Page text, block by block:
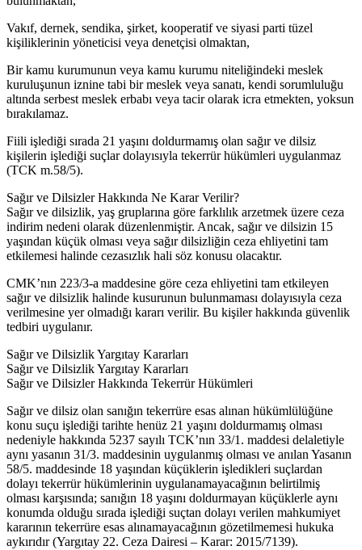
Vakıf, dernek, sendika, şirket, kooperatif ve siyasi parti tüzel
kişiliklerinin yöneticisi veya denetçisi olmaktan,
Bir kamu kurumunun veya kamu kurumu niteliğindeki meslek
kuruluşunun iznine tabi bir meslek veya sanatı, kendi sorumluluğu
altında serbest meslek erbabı veya tacir olarak icra etmekten, yoksun
bırakılamaz.
Fiili işlediği sırada 21 yaşını doldurmamış olan sağır ve dilsiz
kişilerin işlediği suçlar dolayısıyla tekerrür hükümleri uygulanmaz
(TCK m.58/5).
Sağır ve Dilsizler Hakkında Ne Karar Verilir?
Sağır ve dilsizlik, yaş gruplarına göre farklılık arzetmek üzere ceza
indirim nedeni olarak düzenlenmiştir. Ancak, sağır ve dilsizin 15
yaşından küçük olması veya sağır dilsizliğin ceza ehliyetini tam
etkilemesi halinde cezasızlık hali söz konusu olacaktır.
CMK’nın 223/3-a maddesine göre ceza ehliyetini tam etkileyen
sağır ve dilsizlik halinde kusurunun bulunmaması dolayısıyla ceza
verilmesine yer olmadığı kararı verilir. Bu kişiler hakkında güvenlik
tedbiri uygulanır.
Sağır ve Dilsizlik Yargıtay Kararları
Sağır ve Dilsizlik Yargıtay Kararları
Sağır ve Dilsizler Hakkında Tekerrür Hükümleri
Sağır ve dilsiz olan sanığın tekerrüre esas alınan hükümlülüğüne
konu suçu işlediği tarihte henüz 21 yaşını doldurmamış olması
nedeniyle hakkında 5237 sayılı TCK’nın 33/1. maddesi delaletiyle
aynı yasanın 31/3. maddesinin uygulanmış olması ve anılan Yasanın
58/5. maddesinde 18 yaşından küçüklerin işledikleri suçlardan
dolayı tekerrür hükümlerinin uygulanamayacağının belirtilmiş
olması karşısında; sanığın 18 yaşını doldurmayan küçüklerle aynı
konumda olduğu sırada işlediği suçtan dolayı verilen mahkumiyet
kararının tekerrüre esas alınamayacağının gözetilmemesi hukuka
aykırıdır (Yargıtay 22. Ceza Dairesi – Karar: 2015/7139).